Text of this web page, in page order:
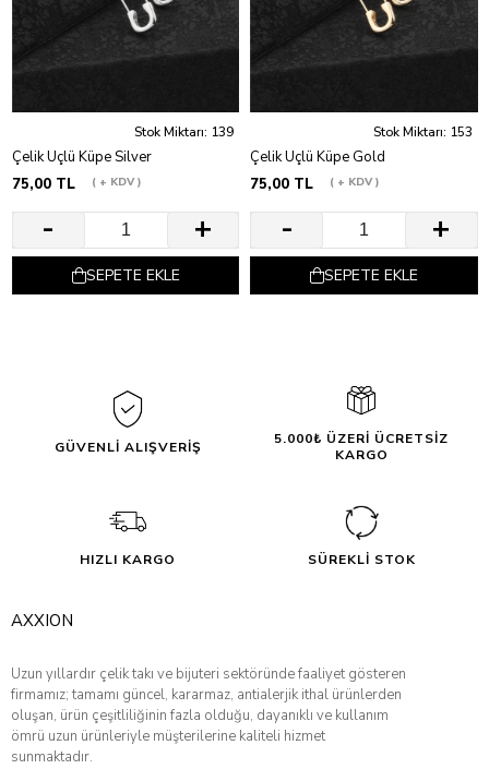
Stok Miktarı: 139
Çelik Üçlü Küpe Silver
75,00 TL
+ KDV
SEPETE EKLE
Stok Miktarı: 153
Çelik Üçlü Küpe Gold
75,00 TL
+ KDV
SEPETE EKLE
GÜVENLİ ALIŞVERİŞ
5.000₺ ÜZERİ ÜCRETSİZ
KARGO
HIZLI KARGO SÜREKLİ STOK
AXXION
Uzun yıllardır çelik takı ve bijuteri sektöründe faaliyet gösteren
firmamız; tamamı güncel, kararmaz, antialerjik ithal ürünlerden
oluşan, ürün çeşitliliğinin fazla olduğu, dayanıklı ve kullanım
ömrü uzun ürünleriyle müşterilerine kaliteli hizmet
sunmaktadır.